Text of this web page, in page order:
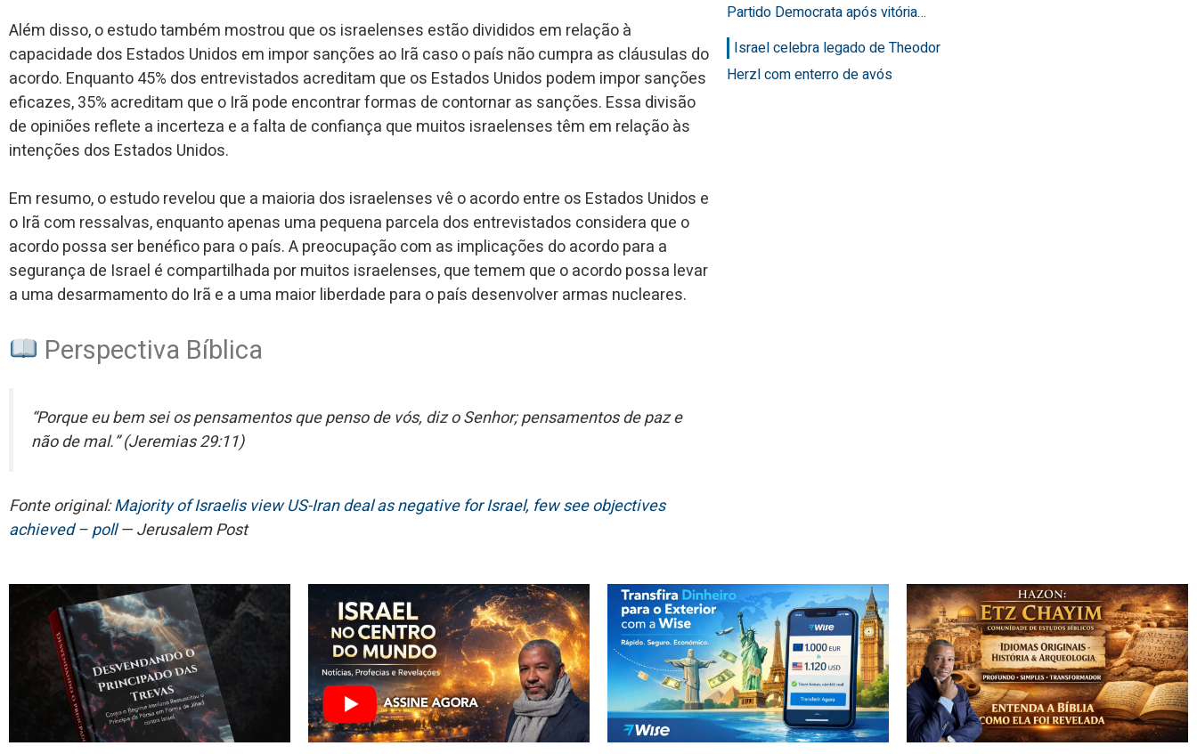
Além disso, o estudo também mostrou que os israelenses estão divididos em relação à
capacidade dos Estados Unidos em impor sanções ao Irã caso o país não cumpra as cláusulas do
acordo. Enquanto 45% dos entrevistados acreditam que os Estados Unidos podem impor sanções
eficazes, 35% acreditam que o Irã pode encontrar formas de contornar as sanções. Essa divisão
de opiniões reflete a incerteza e a falta de confiança que muitos israelenses têm em relação às
intenções dos Estados Unidos.
Em resumo, o estudo revelou que a maioria dos israelenses vê o acordo entre os Estados Unidos e
o Irã com ressalvas, enquanto apenas uma pequena parcela dos entrevistados considera que o
acordo possa ser benéfico para o país. A preocupação com as implicações do acordo para a
segurança de Israel é compartilhada por muitos israelenses, que temem que o acordo possa levar
a uma desarmamento do Irã e a uma maior liberdade para o país desenvolver armas nucleares.
Perspectiva Bíblica
“Porque eu bem sei os pensamentos que penso de vós, diz o Senhor; pensamentos de paz e
não de mal.” (Jeremias 29:11)
Fonte original:Majority of Israelis view US-Iran deal as negative for Israel, few see objectives
achieved – poll— Jerusalem Post
Partido Democrata após vitória…
Israel celebra legado de Theodor
Herzl com enterro de avós